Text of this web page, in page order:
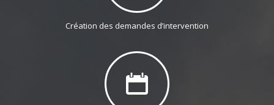
Création des demandes d’intervention